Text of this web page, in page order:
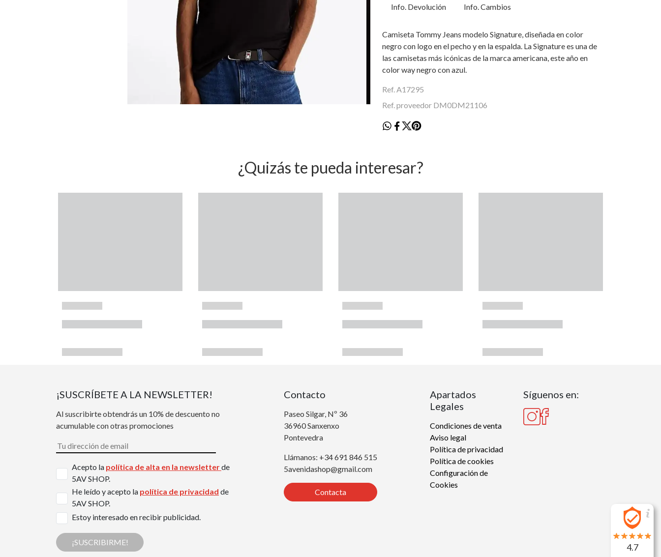
Info. Devolución Info. Cambios
Camiseta Tommy Jeans modelo Signature, diseñada en color
negro con logo en el pecho y en la espalda. La Signature es una de
las camisetas más icónicas de la marca americana, este año en
color way negro con azul.
Ref. A17295
Ref. proveedor DM0DM21106
¿Quizás te pueda interesar?
¡SUSCRÍBETE A LA NEWSLETTER!
Al suscribirte obtendrás un 10% de descuento no
acumulable con otras promociones
Acepto la política de alta en la newsletterde
5AV SHOP.
He leído y acepto la política de privacidad de
5AV SHOP.
Estoy interesado en recibir publicidad.
¡SUSCRIBIRME!
Contacto
Paseo Silgar, Nº 36
36960 Sanxenxo
Pontevedra
Llámanos: +34 691 846 515
5avenidashop@gmail.com
Contacta
Apartados
Legales
Condiciones de venta
Aviso legal
Política de privacidad
Política de cookies
Configuración de
Cookies
Síguenos en:
4.7